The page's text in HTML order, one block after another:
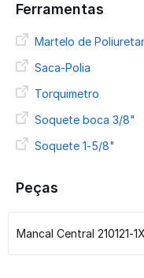
Ferramentas
Martelo de
Saca-Polia
Torquimetro
Soquete boca 3/8"
Soquete 1-5/8"
Peças
Mancal Central 210121-1X